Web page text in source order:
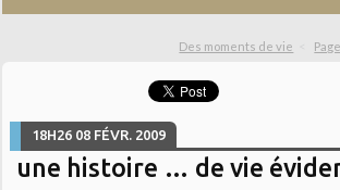
Des moments de vie
18H26 08 FÉVR. 2009
une histoire … de vie